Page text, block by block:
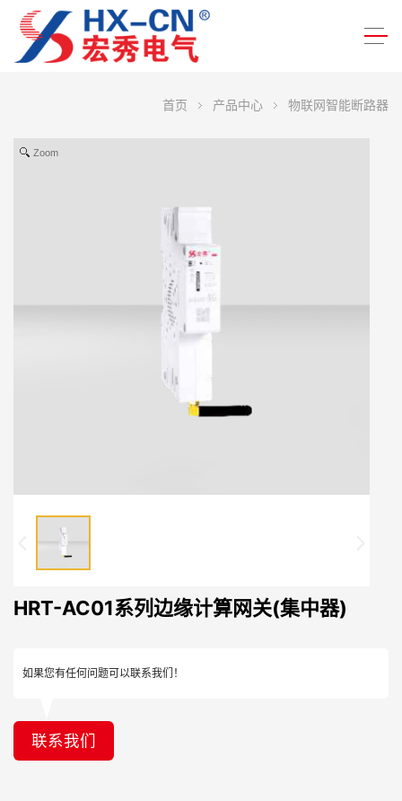
首页 产品中心 物联网智能断路器
Zoom
HRT-AC01系列边缘计算网关(集中器)
如果您有任何问题可以联系我们！
联系我们